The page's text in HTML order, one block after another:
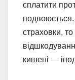
сплатити
страховки,
кишені —